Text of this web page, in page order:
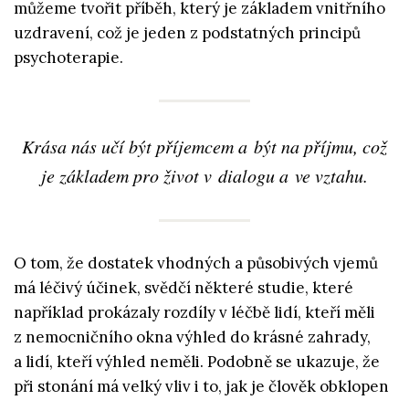
můžeme tvořit příběh, který je základem vnitřního
uzdravení, což je jeden z podstatných principů
psychoterapie.
Krása nás učí být příjemcem a být na příjmu, což
je základem pro život v dialogu a ve vztahu.
O tom, že dostatek vhodných a působivých vjemů
má léčivý účinek, svědčí některé studie, které
například prokázaly rozdíly v léčbě lidí, kteří měli
z nemocničního okna výhled do krásné zahrady,
a lidí, kteří výhled neměli. Podobně se ukazuje, že
při stonání má velký vliv i to, jak je člověk obklopen